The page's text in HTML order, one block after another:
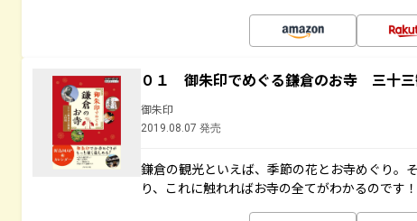
０１ 御朱印でめぐる鎌倉のお寺 三十
御朱印
2019.08.07 発売
鎌倉の観光といえば、季節の花とお寺めぐり。
り、これに触れればお寺の全てがわかるのです！